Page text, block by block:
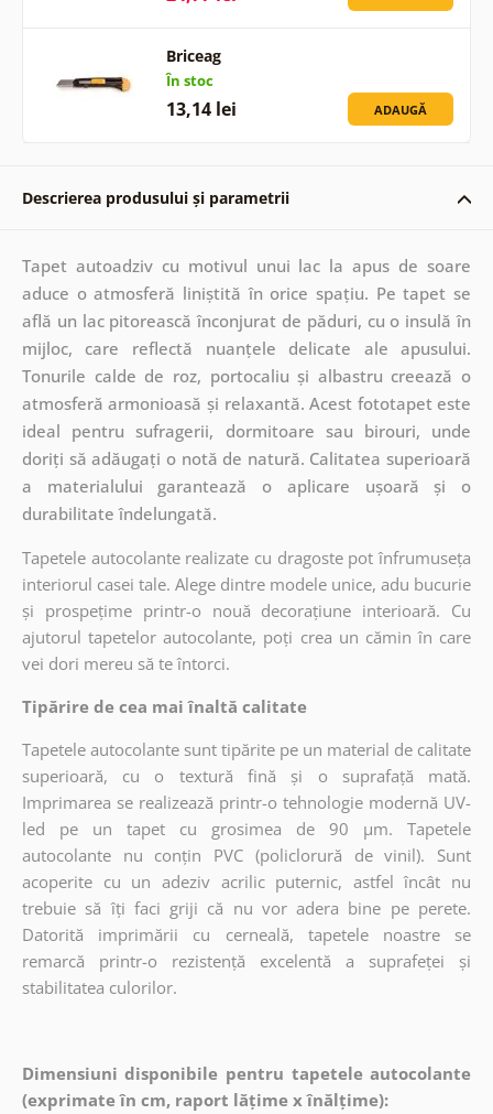
Briceag
În stoc
13,14 lei ADAUGĂ
Descrierea produsului și parametrii
Tapet autoadziv cu motivul unui lac la apus de soare
aduce o atmosferă liniștită în orice spațiu. Pe tapet se
află un lac pitorească înconjurat de păduri, cu o insulă în
mijloc, care reflectă nuanțele delicate ale apusului.
Tonurile calde de roz, portocaliu și albastru creează o
atmosferă armonioasă și relaxantă. Acest fototapet este
ideal pentru sufragerii, dormitoare sau birouri, unde
doriți să adăugați o notă de natură. Calitatea superioară
a materialului garantează o aplicare ușoară și o
durabilitate îndelungată.
Tapetele autocolante realizate cu dragoste pot înfrumuseța
interiorul casei tale. Alege dintre modele unice, adu bucurie
și prospețime printr-o nouă decorațiune interioară. Cu
ajutorul tapetelor autocolante, poți crea un cămin în care
vei dori mereu să te întorci.
Tipărire de cea mai înaltă calitate
Tapetele autocolante sunt tipărite pe un material de calitate
superioară, cu o textură fină și o suprafață mată.
Imprimarea se realizează printr-o tehnologie modernă UV-
led pe un tapet cu grosimea de 90 µm. Tapetele
autocolante nu conțin PVC (policlorură de vinil). Sunt
acoperite cu un adeziv acrilic puternic, astfel încât nu
trebuie să îți faci griji că nu vor adera bine pe perete.
Datorită imprimării cu cerneală, tapetele noastre se
remarcă printr-o rezistență excelentă a suprafeței și
stabilitatea culorilor.
Dimensiuni disponibile pentru tapetele autocolante
(exprimate în cm, raport lățime x înălțime):